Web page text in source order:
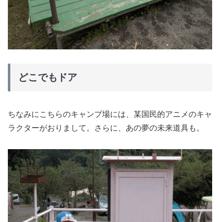
どこでもドア
ちなみにこちらのキャンプ場には、某国民的アニメのキャ
ラクターがおりまして。さらに、あの夢の未来道具も。